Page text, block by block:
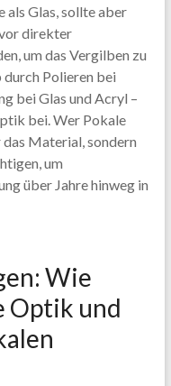
Glas, sollte aber
direkter
um das Vergilben zu
Polieren bei
bei Glas und Acryl –
bei. Wer Pokale
Material, sondern
um
über Jahre hinweg in
Wie
Optik und